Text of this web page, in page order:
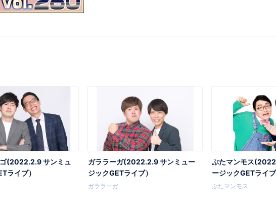
(2022.2.9 サンミュ
ライブ）
ガララーガ(2022.2.9 サンミュー
ジックGETライブ）
ガララーガ
ぶたマンモス
ージックGETライブ
ぶたマンモス